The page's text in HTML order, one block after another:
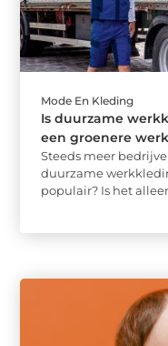
Mode En Kleding
Is duurzame
een groenere
Steeds meer
duurzame
populair? Is het